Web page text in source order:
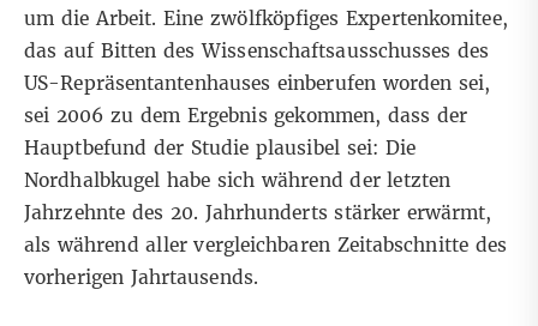
um die Arbeit. Eine zwölfköpfiges Expertenkomitee,
das auf Bitten des Wissenschaftsausschusses des
US-Repräsentantenhauses einberufen worden sei,
sei 2006 zu dem Ergebnis gekommen, dass der
Hauptbefund der Studie plausibel sei: Die
Nordhalbkugel habe sich während der letzten
Jahrzehnte des 20. Jahrhunderts stärker erwärmt,
als während aller vergleichbaren Zeitabschnitte des
vorherigen Jahrtausends.